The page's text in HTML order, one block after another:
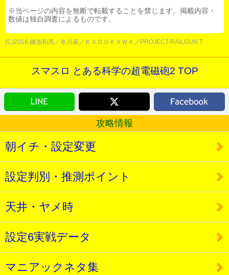
※当ページの内容を無断で転載することを禁じます。掲載内容・
数値は独自調査によるものです。
(C)2018 鎌池和馬／冬川基／ＫＡＤＯＫＡＷＡ／PROJECT-RAILGUN T
スマスロ とある科学の超電磁砲2 TOP
攻略情報
朝イチ・設定変更
設定判別・推測ポイント
天井・ヤメ時
設定6実戦データ
マニアックネタ集